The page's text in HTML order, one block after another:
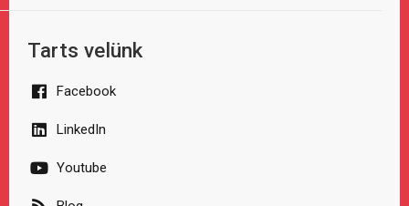
Tarts velünk
Facebook
LinkedIn
Youtube